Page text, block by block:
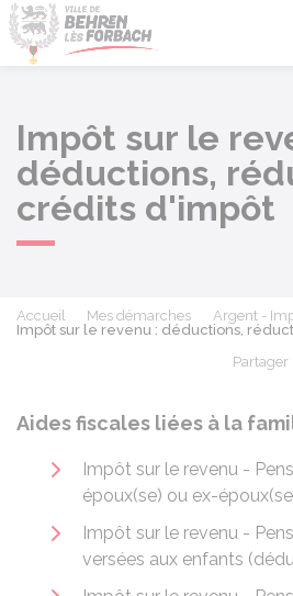
Impôt sur le
déductions,
crédits d'impôt
Accueil Mes démarches
Argent -
Impôt sur le revenu : déductions,
Partager
Aides fiscales liées à la
Impôt sur le revenu -
époux(se) ou ex-
Impôt sur le revenu -
versées aux enfants